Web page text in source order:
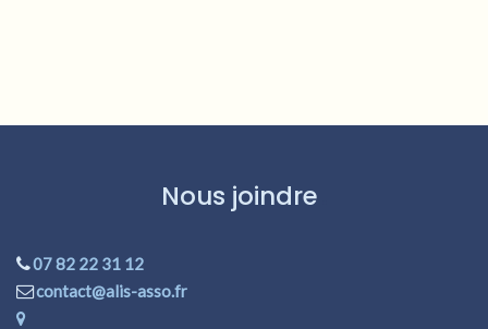
Nous joindre
07 82 22 31 12
contact@alis-asso.fr